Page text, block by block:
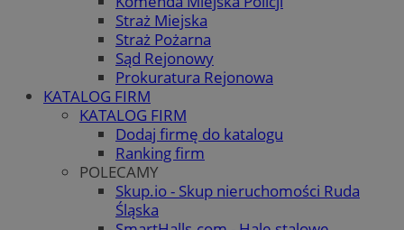
Straż Miejska
Straż Pożarna
Sąd Rejonowy
Prokuratura Rejonowa
KATALOG FIRM
KATALOG FIRM
Dodaj firmę do katalogu
Ranking firm
POLECAMY
Skup.io - Skup nieruchomości Ruda
Śląska